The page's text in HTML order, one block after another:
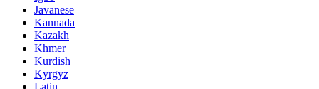
Javanese
Kannada
Kazakh
Khmer
Kurdish
Kyrgyz